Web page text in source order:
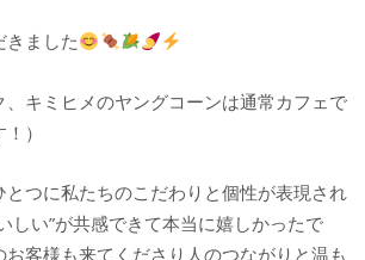
きました
、キミヒメのヤングコーンは通常カフェで
）
とつに私たちのこだわりと個性が表現され
しい”が共感できて本当に嬉しかったで
客様も来てくださり人のつながりと温も